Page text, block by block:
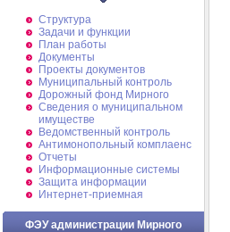
Структура
Задачи и функции
План работы
Документы
Проекты документов
Муниципальный контроль
Дорожный фонд Мирного
Cведения о муниципальном
имуществе
Ведомственный контроль
Антимонопольный комплаенс
Отчеты
Информационные системы
Защита информации
Интернет-приемная
ФЭУ администрации Мирного